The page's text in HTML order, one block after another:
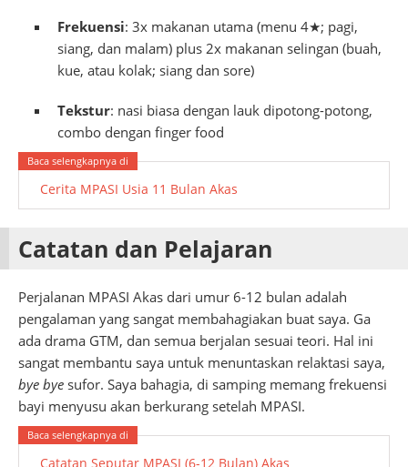
Frekuensi: 3x makanan utama (menu 4★; pagi,
siang, dan malam) plus 2x makanan selingan (buah,
kue, atau kolak; siang dan sore)
Tekstur: nasi biasa dengan lauk dipotong-potong,
combo dengan finger food
Cerita MPASI Usia 11 Bulan Akas
Catatan dan Pelajaran
Perjalanan MPASI Akas dari umur 6-12 bulan adalah
pengalaman yang sangat membahagiakan buat saya. Ga
ada drama GTM, dan semua berjalan sesuai teori. Hal ini
sangat membantu saya untuk menuntaskan relaktasi saya,
bye bye sufor. Saya bahagia, di samping memang frekuensi
bayi menyusu akan berkurang setelah MPASI.
Catatan Seputar MPASI (6-12 Bulan) Akas